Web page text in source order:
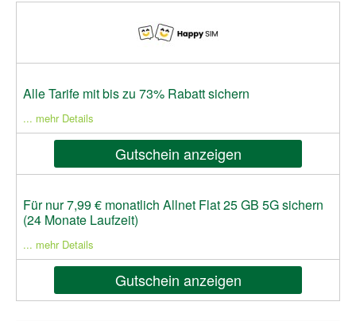
Alle Tarife mit bis zu 73% Rabatt sichern
... mehr Details
Gutschein anzeigen
Für nur 7,99 € monatlich Allnet Flat 25 GB 5G sichern
(24 Monate Laufzeit)
... mehr Details
Gutschein anzeigen